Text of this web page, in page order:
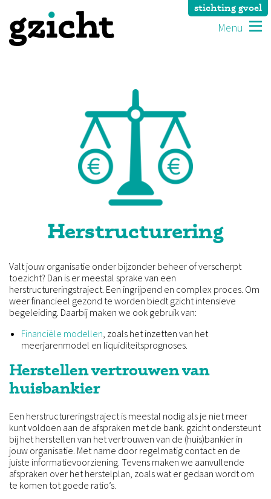
Menu
stichting gvoel
Herstruc­turering
Valt jouw organisatie onder bijzonder beheer of verscherpt
toezicht? Dan is er meestal sprake van een
herstructureringstraject. Een ingrijpend en complex proces. Om
weer financieel gezond te worden biedt gzicht intensieve
begeleiding. Daarbij maken we ook gebruik van:
Financiële modellen, zoals het inzetten van het
meerjarenmodel en liquiditeitsprognoses.
Herstellen vertrouwen van
huisbankier
Een herstructureringstraject is meestal nodig als je niet meer
kunt voldoen aan de afspraken met de bank. gzicht ondersteunt
bij het herstellen van het vertrouwen van de (huis)bankier in
jouw organisatie. Met name door regelmatig contact en de
juiste informatievoorziening. Tevens maken we aanvullende
afspraken over het herstelplan, zoals wat er gedaan wordt om
te komen tot goede ratio’s.